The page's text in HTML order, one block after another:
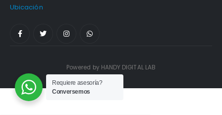
Ubicación
Powered by HANDY DIGITAL LAB
Requiere asesoría?
Conversemos